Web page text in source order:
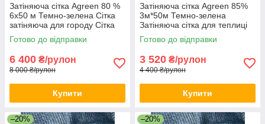
Затіняюча сітка Agreen 80 %
6х50 м Темно-зелена Сітка
затіняюча для городу Сітка
для тіні
Готово до відправки
6 400 ₴/рулон
8 000 ₴/рулон
Купити
Затіняюча сітка Agreen 85%
3м*50м Темно-зелена
Затіняюча сітка для теплиці
Захисна сітка від сонця
Готово до відправки
3 520 ₴/рулон
4 400 ₴/рулон
Купити
–20% –20%